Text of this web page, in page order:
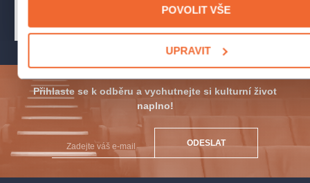
POVOLIT VŠE
UPRAVIT
Přihlaste se k odběru a vychutnejte si kulturní život
naplno!
ODESLAT